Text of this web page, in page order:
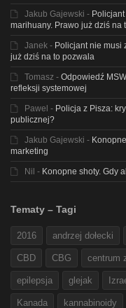
Jakub Gajewski -
marihuany. Prawo już dziś na
Janek - Policjant nie musi
już dziś na to pozwala
Tomasz - Odpowiedź
refleksji systemowej
Pawel - Policja z Pisza:
publicznej?
Jakub Gajewski -
marketing
Nil - Konopne shoty. Gdy
Tematy – Tagi
2016 andrzej dołecki
CBD CBG centrum
epilepsja glejak
Kanada kannabinoidy